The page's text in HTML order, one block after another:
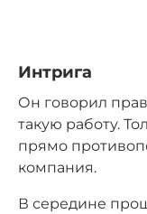
Интрига
Он говорил
такую работу.
прямо
компания.
В середине